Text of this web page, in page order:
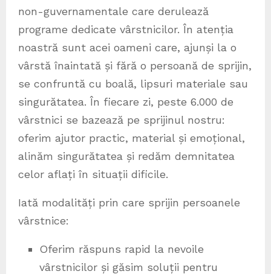
non-guvernamentale care derulează
programe dedicate vârstnicilor. În atenția
noastră sunt acei oameni care, ajunși la o
vârstă înaintată și fără o persoană de sprijin,
se confruntă cu boală, lipsuri materiale sau
singurătatea. În fiecare zi, peste 6.000 de
vârstnici se bazează pe sprijinul nostru:
oferim ajutor practic, material și emoțional,
alinăm singurătatea și redăm demnitatea
celor aflați în situații dificile.
Iată modalități prin care sprijin persoanele
vârstnice:
Oferim răspuns rapid la nevoile
vârstnicilor și găsim soluții pentru